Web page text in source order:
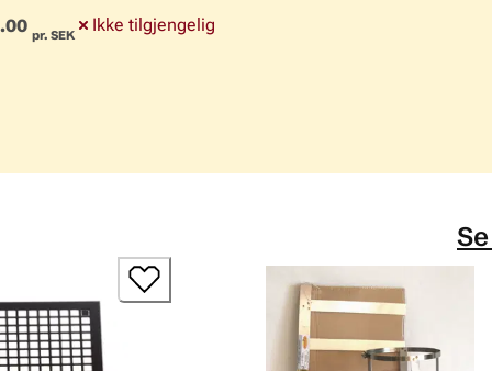
pr. SEK Ikke tilgjengelig